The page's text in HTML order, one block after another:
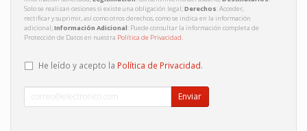
Solo se realizan cesiones si existe una obligación legal;Derechos: Acceder,
rectificar y suprimir, así como otros derechos, como se indica en la información
adicional;Información Adicional: Puede consultar la información completa de
Protección de Datos en nuestra Política de Privacidad.
He leído y acepto la Política de Privacidad.
Enviar